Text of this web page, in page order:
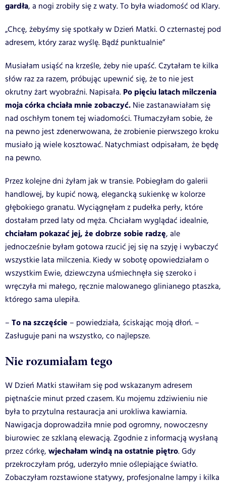
gardła, a nogi zrobiły się z waty. To była wiadomość od Klary.
„Chcę, żebyśmy się spotkały w Dzień Matki. O czternastej pod
adresem, który zaraz wyślę. Bądź punktualnie”
Musiałam usiąść na krześle, żeby nie upaść. Czytałam te kilka
słów raz za razem, próbując upewnić się, że to nie jest
okrutny żart wyobraźni. Napisała. Po pięciu latach milczenia
moja córka chciała mnie zobaczyć. Nie zastanawiałam się
nad oschłym tonem tej wiadomości. Tłumaczyłam sobie, że
na pewno jest zdenerwowana, że zrobienie pierwszego kroku
musiało ją wiele kosztować. Natychmiast odpisałam, że będę
na pewno.
Przez kolejne dni żyłam jak w transie. Pobiegłam do galerii
handlowej, by kupić nową, elegancką sukienkę w kolorze
głębokiego granatu. Wyciągnęłam z pudełka perły, które
dostałam przed laty od męża. Chciałam wyglądać idealnie,
chciałam pokazać jej, że dobrze sobie radzę, ale
jednocześnie byłam gotowa rzucić jej się na szyję i wybaczyć
wszystkie lata milczenia. Kiedy w sobotę opowiedziałam o
wszystkim Ewie, dziewczyna uśmiechnęła się szeroko i
wręczyła mi małego, ręcznie malowanego glinianego ptaszka,
którego sama ulepiła.
– To na szczęście – powiedziała, ściskając moją dłoń. –
Zasługuje pani na wszystko, co najlepsze.
Nie rozumiałam tego
W Dzień Matki stawiłam się pod wskazanym adresem
piętnaście minut przed czasem. Ku mojemu zdziwieniu nie
była to przytulna restauracja ani urokliwa kawiarnia.
Nawigacja doprowadziła mnie pod ogromny, nowoczesny
biurowiec ze szklaną elewacją. Zgodnie z informacją wysłaną
przez córkę, wjechałam windą na ostatnie piętro. Gdy
przekroczyłam próg, uderzyło mnie oślepiające światło.
Zobaczyłam rozstawione statywy, profesjonalne lampy i kilka